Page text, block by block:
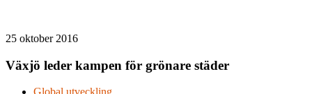
25 oktober 2016
Växjö leder kampen för grönare städer